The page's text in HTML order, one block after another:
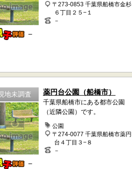
－
〒273-0853 千葉県船橋市金杉
６丁目２５−１
－
地未調査
－
薬円台公園（船橋市）
千葉県船橋市にある都市公園
（近隣公園）です。
公園
〒274-0077 千葉県船橋市薬円
台４丁目３−８
－